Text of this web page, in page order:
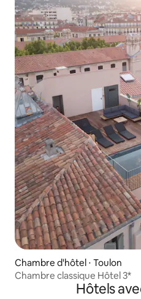
Chambre d'hôtel ⋅ Toulon
Chambre classique Hôtel 3*
Hôtels